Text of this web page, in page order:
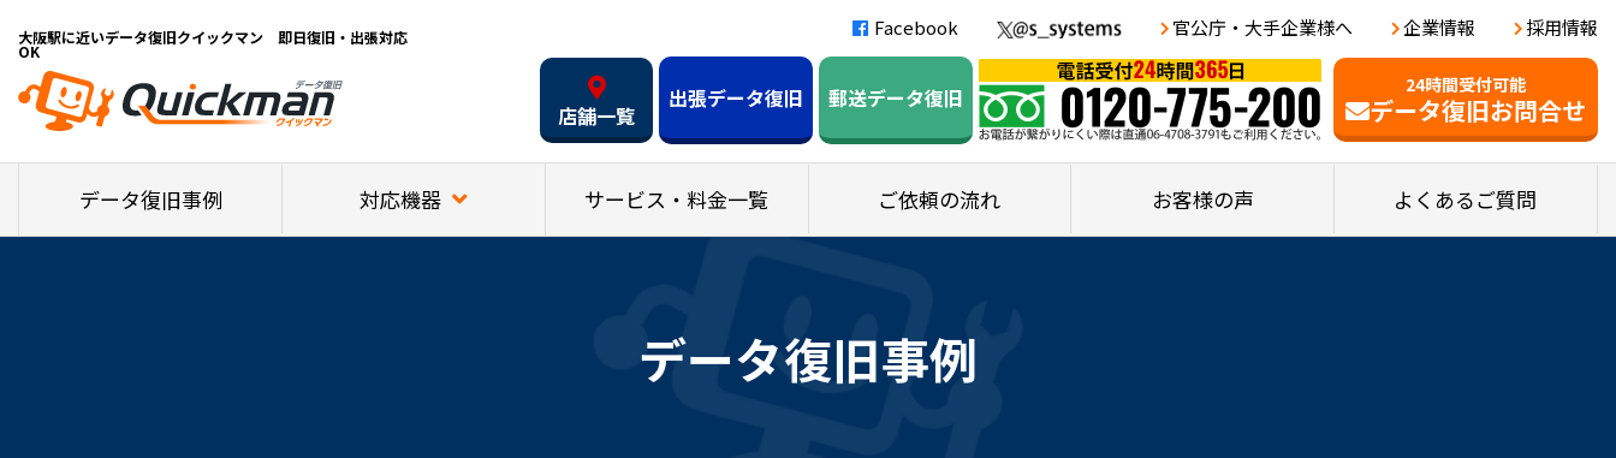
大阪駅に近いデータ復旧クイックマン 即日復旧・出張対応
OK
Facebook 官公庁・大手企業様へ 企業情報 採用情報
24時間受付可能
データ復旧お問合せ
店舗一覧
出張データ復旧 郵送データ復旧
データ復旧事例 対応機器 サービス・料金一覧 ご依頼の流れ お客様の声 よくあるご質問
データ復旧事例